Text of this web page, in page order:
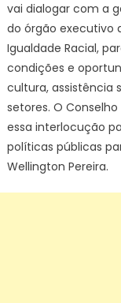
vai dialogar com a
do órgão executivo
Igualdade Racial,
condições e
cultura, assistência
setores. O
essa interlocução
políticas públicas
Wellington Pereira.